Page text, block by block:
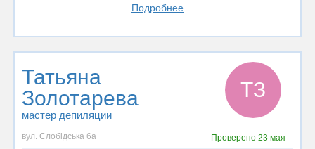
Подробнее
Татьяна
Золотарева
мастер депиляции
ТЗ
вул. Слобідська 6а Проверено 23 мая